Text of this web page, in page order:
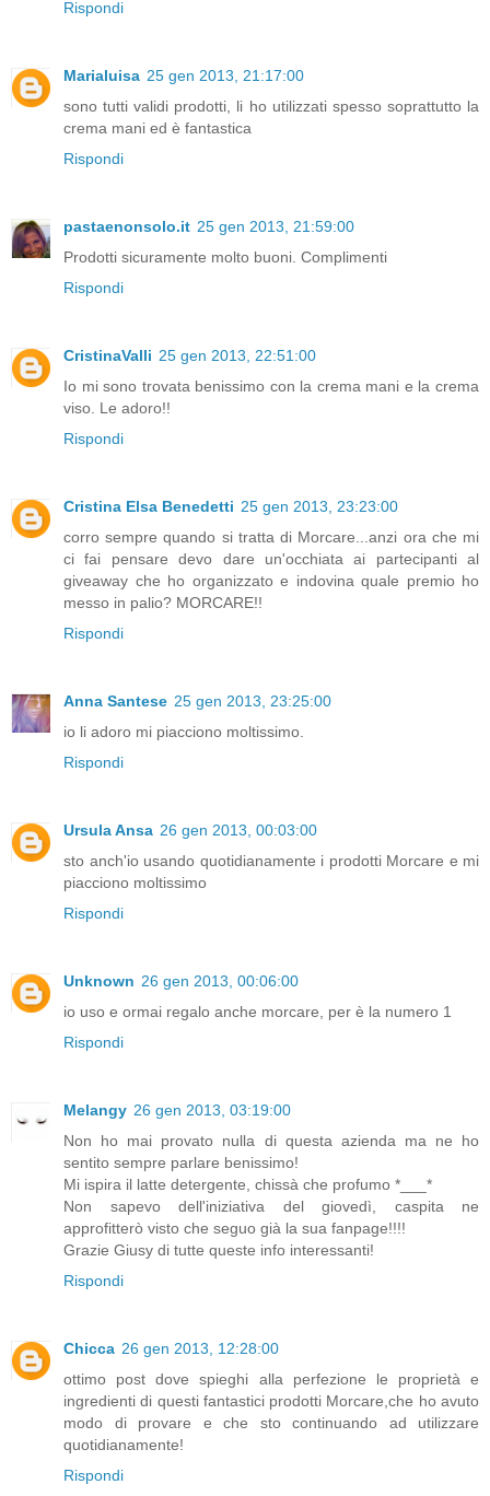
Rispondi
Marialuisa 25 gen 2013, 21:17:00
sono tutti validi prodotti, li ho utilizzati spesso soprattutto la
crema mani ed è fantastica
Rispondi
pastaenonsolo.it 25 gen 2013, 21:59:00
Prodotti sicuramente molto buoni. Complimenti
Rispondi
CristinaValli 25 gen 2013, 22:51:00
Io mi sono trovata benissimo con la crema mani e la crema
viso. Le adoro!!
Rispondi
Cristina Elsa Benedetti 25 gen 2013, 23:23:00
corro sempre quando si tratta di Morcare...anzi ora che mi
ci fai pensare devo dare un'occhiata ai partecipanti al
giveaway che ho organizzato e indovina quale premio ho
messo in palio? MORCARE!!
Rispondi
Anna Santese 25 gen 2013, 23:25:00
io li adoro mi piacciono moltissimo.
Rispondi
Ursula Ansa 26 gen 2013, 00:03:00
sto anch'io usando quotidianamente i prodotti Morcare e mi
piacciono moltissimo
Rispondi
Unknown 26 gen 2013, 00:06:00
io uso e ormai regalo anche morcare, per è la numero 1
Rispondi
Melangy 26 gen 2013, 03:19:00
Non ho mai provato nulla di questa azienda ma ne ho
sentito sempre parlare benissimo!
Mi ispira il latte detergente, chissà che profumo *___*
Non sapevo dell'iniziativa del giovedì, caspita ne
approfitterò visto che seguo già la sua fanpage!!!!
Grazie Giusy di tutte queste info interessanti!
Rispondi
Chicca 26 gen 2013, 12:28:00
ottimo post dove spieghi alla perfezione le proprietà e
ingredienti di questi fantastici prodotti Morcare,che ho avuto
modo di provare e che sto continuando ad utilizzare
quotidianamente!
Rispondi